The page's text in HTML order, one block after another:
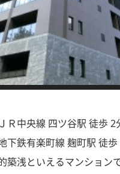
Ｒ中央線 四ツ谷駅 徒歩
下鉄有楽町線 麹町駅 徒
築浅といえるマンション